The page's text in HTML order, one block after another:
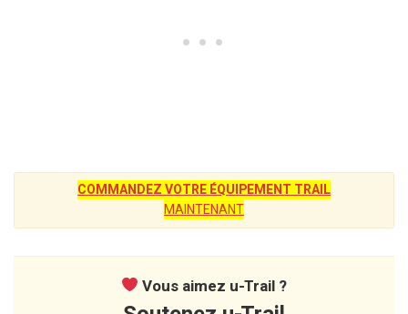
COMMANDEZ VOTRE ÉQUIPEMENT TRAIL
MAINTENANT
Vous aimez u-Trail ?